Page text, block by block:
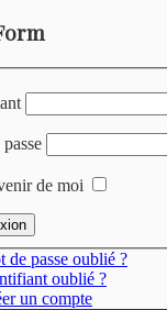
de moi
de passe oublié ?
oublié ?
un compte